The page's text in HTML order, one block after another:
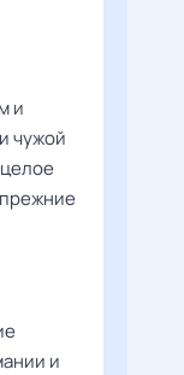
и
чужой
и